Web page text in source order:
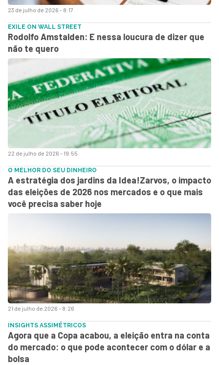
23 de julho de 2026 - 8:17
22 de julho de 2026 - 19:55
EXILE ON WALL STREET
Rodolfo Amstalden: E nessa loucura de dizer que
não te quero
21 de julho de 2026 - 8:26
O MELHOR DO SEU DINHEIRO
A estratégia dos jardins da Idea!Zarvos, o impacto
das eleições de 2026 nos mercados e o que mais
você precisa saber hoje
INSIGHTS ASSIMÉTRICOS
Agora que a Copa acabou, a eleição entra na conta
do mercado: o que pode acontecer com o dólar e a
bolsa